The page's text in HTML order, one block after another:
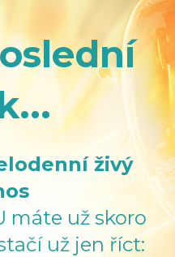
živý
máte už skoro
už jen říct: